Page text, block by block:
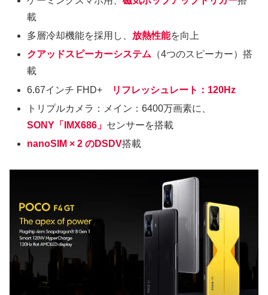
載
多層冷却機能を採用し、 放熱性能を向上
クアッドスピーカーシステム （4つのスピーカー）搭
載
6.67インチ FHD+
リフレッシュレート：120Hz
トリプルカメラ：メイン：6400万画素に、
SONY「IMX686」 センサーを搭載
nanoSIM × 2 のDSDV搭載